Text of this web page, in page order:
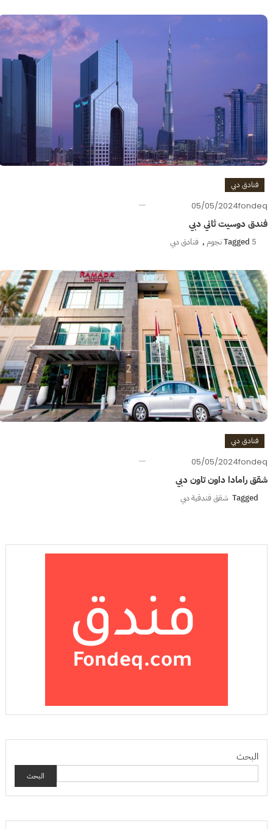
فنادق دبي
05/05/2024fondeq
فندق دوسيت ثاني دبي
Tagged 5 نجوم , فنادق دبي
فنادق دبي
05/05/2024fondeq
شقق رامادا داون تاون دبي
Tagged شقق فندقية دبي
البحث
البحث